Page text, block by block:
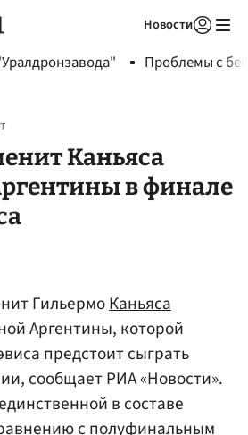
Новости
Проблемы с
Каньяса
в финале
ГильермоКаньяса
Аргентины, которой
предстоит сыграть
сообщает РИА «Новости».
в составе
с полуфинальным